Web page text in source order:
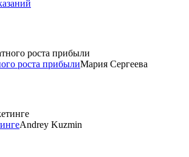
роста прибылиМария Сергеева
Andrey Kuzmin